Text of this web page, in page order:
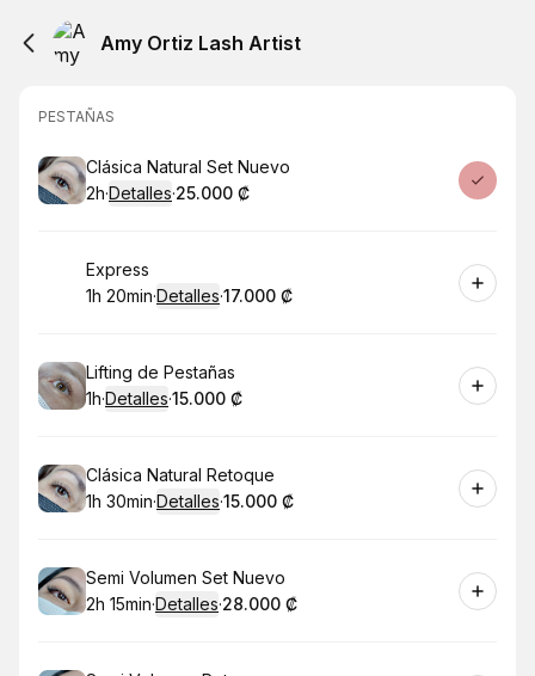
Amy Ortiz Lash Artist
PESTAÑAS
Reservar
Clásica Natural Set Nuevo
.Duración:
2h·Detalles·
.Precio:
25.000 ₡
Reservar
Express
.Duración:
1h 20min·Detalles·
.Precio
17.000 ₡
Reservar
Lifting de Pestañas
.Duración:
1h·Detalles·
.Precio:
15.000 ₡
Reservar
Clásica Natural Retoque
.Duración:
1h 30min·Detalles·
.Precio:
15.000 ₡
Reservar
Semi Volumen Set Nuevo
.Duración:
2h 15min·Detalles·
.Precio:
28.000 ₡